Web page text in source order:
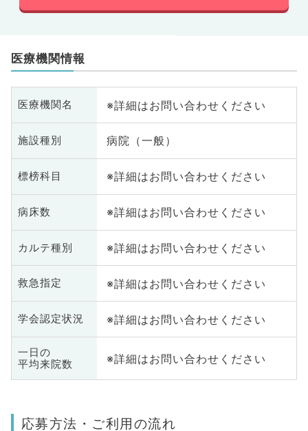
医療機関情報
医療機関名 ※詳細はお問い合わせください
施設種別 病院（一般）
標榜科目 ※詳細はお問い合わせください
病床数 ※詳細はお問い合わせください
カルテ種別 ※詳細はお問い合わせください
救急指定 ※詳細はお問い合わせください
学会認定状況 ※詳細はお問い合わせください
一日の
平均来院数
※詳細はお問い合わせください
応募方法・ご利用の流れ